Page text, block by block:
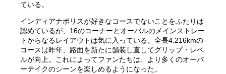
ている。
インディアナポリスが好きなコースでないことをふたりは
認めているが、16のコーナーとオーバルのメインストレー
トからなるレイアウトは気に入っている。全長4.216kmの
コースは昨年、路面を新たに舗装し直してグリップ・レベ
ルが向上。これによってファンたちは、より多くのオーバ
ーテイクのシーンを楽しめるようになった。